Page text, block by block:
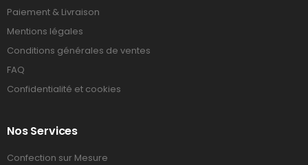
Paiement & Livraison
Mentions légales
Conditions générales de ventes
FAQ
Confidentialité et cookies
Nos Services
Confection sur Mesure